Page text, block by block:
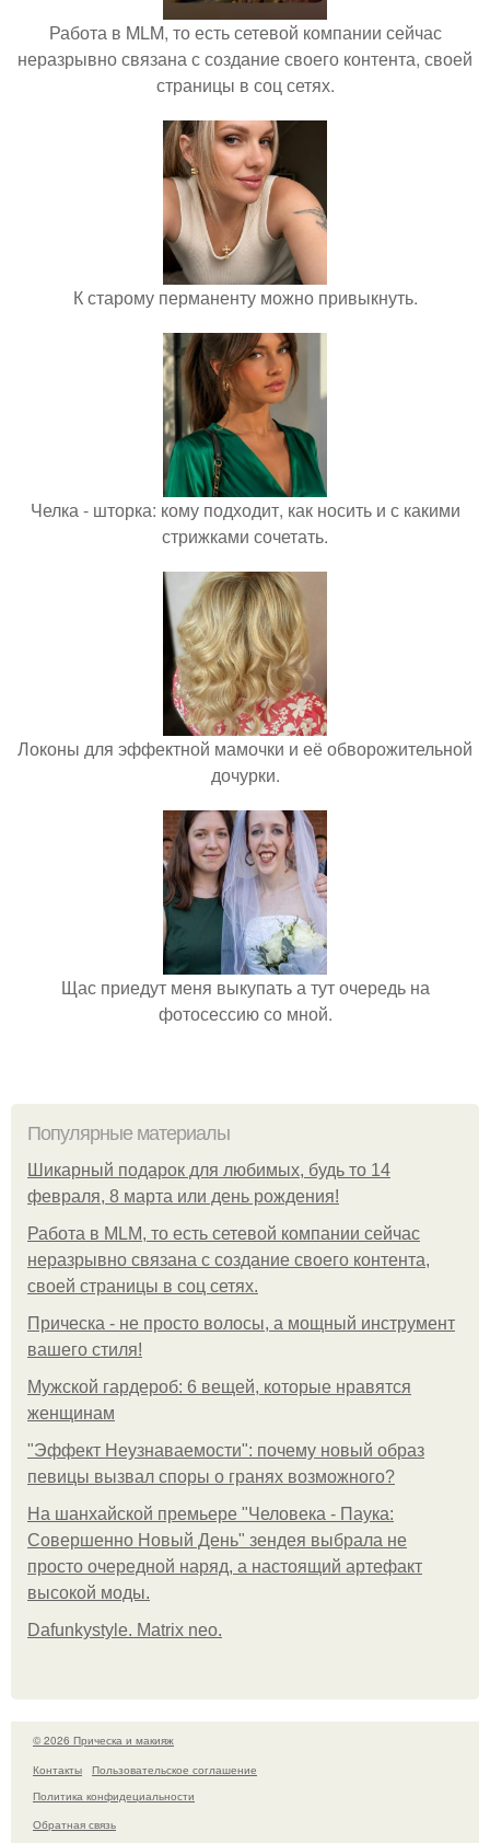
Работа в MLM, то есть сетевой компании сейчас
неразрывно связана с создание своего контента, своей
страницы в соц сетях.
К старому перманенту можно привыкнуть.
Челка - шторка: кому подходит, как носить и с какими
стрижками сочетать.
Локоны для эффектной мамочки и её обворожительной
дочурки.
Щас приедут меня выкупать а тут очередь на
фотосессию со мной.
Популярные материалы
Шикарный подарок для любимых, будь то 14
февраля, 8 марта или день рождения!
Работа в MLM, то есть сетевой компании сейчас
неразрывно связана с создание своего контента,
своей страницы в соц сетях.
Прическа - не просто волосы, а мощный инструмент
вашего стиля!
Мужской гардероб: 6 вещей, которые нравятся
женщинам
"Эффект Неузнаваемости": почему новый образ
певицы вызвал споры о гранях возможного?
На шанхайской премьере "Человека - Паука:
Совершенно Новый День" зендея выбрала не
просто очередной наряд, а настоящий артефакт
высокой моды.
Dafunkystyle. Matrix neo.
© 2026 Прическа и макияж
Контакты
Пользовательское соглашение
Политика конфидециальности
Обратная связь